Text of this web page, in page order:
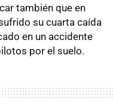
también que en
su cuarta caída
en un accidente
por el suelo.